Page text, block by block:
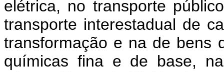
elétrica, no transporte
transporte interestadual de
transformação e na de bens
químicas fina e de base,